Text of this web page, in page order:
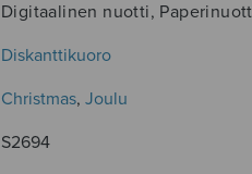
Digitaalinen nuotti,
Diskanttikuoro
Christmas,Joulu
S2694